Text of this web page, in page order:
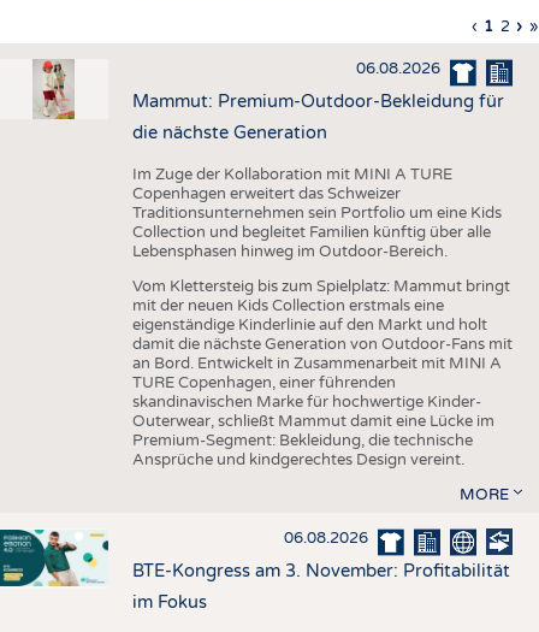
TESTS
AUSSCHREIBUNGEN
DTV AUSSCHREIBUNGSDIENST
FAKTEN
STATISTICS
ADRESSEN & LINKS
PUBLIKATIONEN
TERMINE
BRANCHENTERMINE
Seitennummerierung
Seite
‹
Seite
1 Seite
2 › »
06.08.2026
Mammut: Premium-Outdoor-Bekleidung für
die nächste Generation
Im Zuge der Kollaboration mit MINI A TURE
Copenhagen erweitert das Schweizer
Traditionsunternehmen sein Portfolio um eine Kids
Collection und begleitet Familien künftig über alle
Lebensphasen hinweg im Outdoor-Bereich.
Vom Klettersteig bis zum Spielplatz: Mammut bringt
mit der neuen Kids Collection erstmals eine
eigenständige Kinderlinie auf den Markt und holt
damit die nächste Generation von Outdoor-Fans mit
an Bord. Entwickelt in Zusammenarbeit mit MINI A
TURE Copenhagen, einer führenden
skandinavischen Marke für hochwertige Kinder-
Outerwear, schließt Mammut damit eine Lücke im
Premium-Segment: Bekleidung, die technische
Ansprüche und kindgerechtes Design vereint.
MORE
06.08.2026
BTE-Kongress am 3. November: Profitabilität
im Fokus